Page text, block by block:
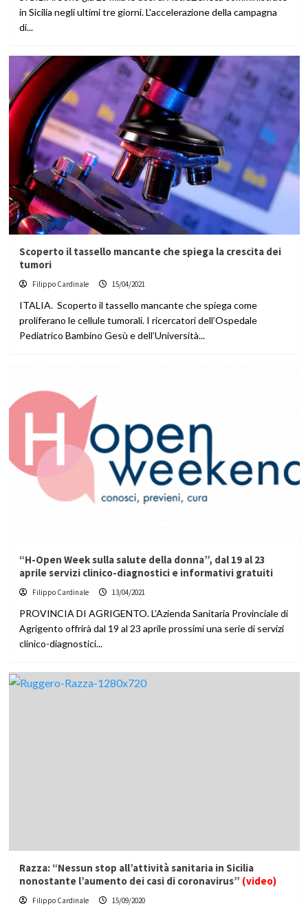
in Sicilia negli ultimi tre giorni. L'accelerazione della campagna
di...
Scoperto il tassello mancante che spiega la crescita dei
tumori
Filippo Cardinale 15/04/2021
ITALIA. Scoperto il tassello mancante che spiega come
proliferano le cellule tumorali. I ricercatori dell’Ospedale
Pediatrico Bambino Gesù e dell’Università...
“H-Open Week sulla salute della donna”, dal 19 al 23
aprile servizi clinico-diagnostici e informativi gratuiti
Filippo Cardinale 13/04/2021
PROVINCIA DI AGRIGENTO. L’Azienda Sanitaria Provinciale di
Agrigento offrirà dal 19 al 23 aprile prossimi una serie di servizi
clinico-diagnostici...
Razza: “Nessun stop all’attività sanitaria in Sicilia
nonostante l’aumento dei casi di coronavirus” (video)
Filippo Cardinale 15/09/2020